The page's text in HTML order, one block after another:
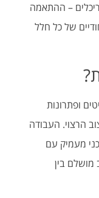
– ההתאמה
של כל חלל
ופתרונות
הרצוי. העבודה
מעמיק עם
מושלם בין